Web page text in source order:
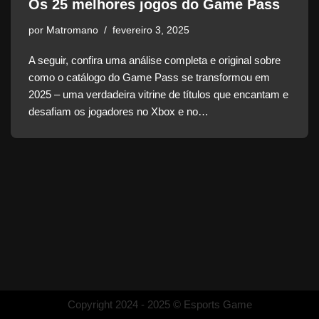
Os 25 melhores jogos do Game Pass
por Matromano fevereiro 3, 2025
A seguir, confira uma análise completa e original sobre
como o catálogo do Game Pass se transformou em
2025 – uma verdadeira vitrine de títulos que encantam e
desafiam os jogadores no Xbox e no…
Copyright 2024 - 2025 © Esports Game